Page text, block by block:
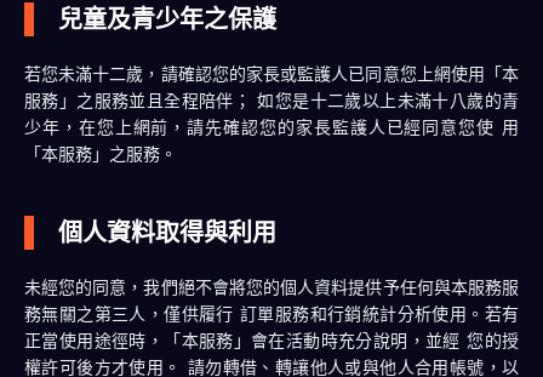
兒童及青少年之保護
若您未滿十二歲，請確認您的家長或監護人已同意您上網使用「本
服務」之服務並且全程陪伴； 如您是十二歲以上未滿十八歲的青
少年，在您上網前，請先確認您的家長監護人已經同意您使 用
「本服務」之服務。
個人資料取得與利用
未經您的同意，我們絕不會將您的個人資料提供予任何與本服務服
務無關之第三人，僅供履行 訂單服務和行銷統計分析使用。若有
正當使用途徑時，「本服務」會在活動時充分說明，並經 您的授
權許可後方才使用。 請勿轉借、轉讓他人或與他人合用帳號，以